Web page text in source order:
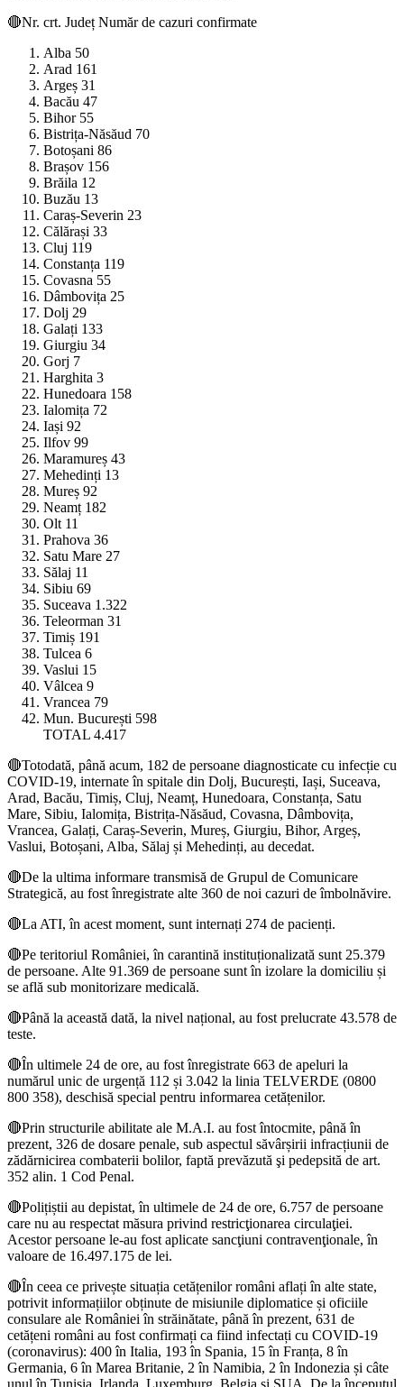
🔴Nr. crt. Județ Număr de cazuri confirmate
Alba 50
Arad 161
Argeș 31
Bacău 47
Bihor 55
Bistrița-Năsăud 70
Botoșani 86
Brașov 156
Brăila 12
Buzău 13
Caraș-Severin 23
Călărași 33
Cluj 119
Constanța 119
Covasna 55
Dâmbovița 25
Dolj 29
Galați 133
Giurgiu 34
Gorj 7
Harghita 3
Hunedoara 158
Ialomița 72
Iași 92
Ilfov 99
Maramureș 43
Mehedinți 13
Mureș 92
Neamț 182
Olt 11
Prahova 36
Satu Mare 27
Sălaj 11
Sibiu 69
Suceava 1.322
Teleorman 31
Timiș 191
Tulcea 6
Vaslui 15
Vâlcea 9
Vrancea 79
Mun. București 598
TOTAL 4.417
🔴Totodată, până acum, 182 de persoane diagnosticate cu infecție cu
COVID-19, internate în spitale din Dolj, București, Iași, Suceava,
Arad, Bacău, Timiș, Cluj, Neamț, Hunedoara, Constanța, Satu
Mare, Sibiu, Ialomița, Bistrița-Năsăud, Covasna, Dâmbovița,
Vrancea, Galați, Caraș-Severin, Mureș, Giurgiu, Bihor, Argeș,
Vaslui, Botoșani, Alba, Sălaj și Mehedinți, au decedat.
🔴De la ultima informare transmisă de Grupul de Comunicare
Strategică, au fost înregistrate alte 360 de noi cazuri de îmbolnăvire.
🔴La ATI, în acest moment, sunt internați 274 de pacienți.
🔴Pe teritoriul României, în carantină instituționalizată sunt 25.379
de persoane. Alte 91.369 de persoane sunt în izolare la domiciliu și
se află sub monitorizare medicală.
🔴Până la această dată, la nivel național, au fost prelucrate 43.578 de
teste.
🔴În ultimele 24 de ore, au fost înregistrate 663 de apeluri la
numărul unic de urgență 112 și 3.042 la linia TELVERDE (0800
800 358), deschisă special pentru informarea cetățenilor.
🔴Prin structurile abilitate ale M.A.I. au fost întocmite, până în
prezent, 326 de dosare penale, sub aspectul săvârșirii infracțiunii de
zădărnicirea combaterii bolilor, faptă prevăzută şi pedepsită de art.
352 alin. 1 Cod Penal.
🔴Polițiștii au depistat, în ultimele de 24 de ore, 6.757 de persoane
care nu au respectat măsura privind restricţionarea circulaţiei.
Acestor persoane le-au fost aplicate sancţiuni contravenţionale, în
valoare de 16.497.175 de lei.
🔴În ceea ce privește situația cetățenilor români aflați în alte state,
potrivit informațiilor obținute de misiunile diplomatice și oficiile
consulare ale României în străinătate, până în prezent, 631 de
cetățeni români au fost confirmați ca fiind infectați cu COVID-19
(coronavirus): 400 în Italia, 193 în Spania, 15 în Franța, 8 în
Germania, 6 în Marea Britanie, 2 în Namibia, 2 în Indonezia și câte
unul în Tunisia, Irlanda, Luxemburg, Belgia și SUA. De la începutul